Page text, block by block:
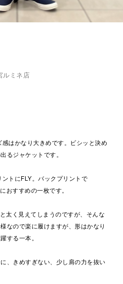
ルミネ店
はかなり大きめです。ビシッと決め
るジャケットです。
トにFLY。バックプリントで
おすすめの一枚です。
太く見えてしまうのですが、そんな
なので楽に履けますが、形はかなり
する一本。
、きめすぎない、少し肩の力を抜い